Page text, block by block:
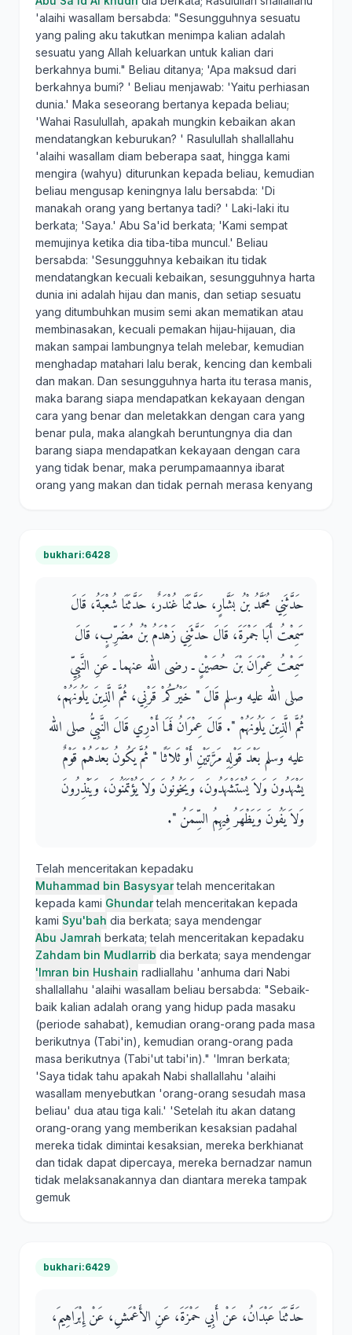
'alaihi wasallam bersabda: "Sesungguhnya sesuatu
yang paling aku takutkan menimpa kalian adalah
sesuatu yang Allah keluarkan untuk kalian dari
berkahnya bumi." Beliau ditanya; 'Apa maksud dari
berkahnya bumi? ' Beliau menjawab: 'Yaitu perhiasan
dunia.' Maka seseorang bertanya kepada beliau;
'Wahai Rasulullah, apakah mungkin kebaikan akan
mendatangkan keburukan? ' Rasulullah shallallahu
'alaihi wasallam diam beberapa saat, hingga kami
mengira (wahyu) diturunkan kepada beliau, kemudian
beliau mengusap keningnya lalu bersabda: 'Di
manakah orang yang bertanya tadi? ' Laki-laki itu
berkata; 'Saya.' Abu Sa'id berkata; 'Kami sempat
memujinya ketika dia tiba-tiba muncul.' Beliau
bersabda: 'Sesungguhnya kebaikan itu tidak
mendatangkan kecuali kebaikan, sesungguhnya harta
dunia ini adalah hijau dan manis, dan setiap sesuatu
yang ditumbuhkan musim semi akan mematikan atau
membinasakan, kecuali pemakan hijau-hijauan, dia
makan sampai lambungnya telah melebar, kemudian
menghadap matahari lalu berak, kencing dan kembali
dan makan. Dan sesungguhnya harta itu terasa manis,
maka barang siapa mendapatkan kekayaan dengan
cara yang benar dan meletakkan dengan cara yang
benar pula, maka alangkah beruntungnya dia dan
barang siapa mendapatkan kekayaan dengan cara
yang tidak benar, maka perumpamaannya ibarat
orang yang makan dan tidak pernah merasa kenyang
bukhari:6428
حَدَّثَنِي مُحَمَّدُ بْنُ بَشَّارٍ، حَدَّثَنَا غُنْدَرٌ، حَدَّثَنَا شُعْبَةُ، قَالَ
سَمِعْتُ أَبَا جَمْرَةَ، قَالَ حَدَّثَنِي زَهْدَمُ بْنُ مُضَرِّبٍ، قَالَ
سَمِعْتُ عِمْرَانَ بْنَ حُصَيْنٍ ـ رضى الله عنهما ـ عَنِ النَّبِيِّ
صلى الله عليه وسلم قَالَ ‏"‏ خَيْرُكُمْ قَرْنِي، ثُمَّ الَّذِينَ يَلُونَهُمْ،
ثُمَّ الَّذِينَ يَلُونَهُمْ ‏"‏‏.‏ قَالَ عِمْرَانُ فَمَا أَدْرِي قَالَ النَّبِيُّ صلى الله
عليه وسلم بَعْدَ قَوْلِهِ مَرَّتَيْنِ أَوْ ثَلاَثًا ‏"‏ ثُمَّ يَكُونُ بَعْدَهُمْ قَوْمٌ
يَشْهَدُونَ وَلاَ يُسْتَشْهَدُونَ، وَيَخُونُونَ وَلاَ يُؤْتَمَنُونَ، وَيَنْذِرُونَ
وَلاَ يَفُونَ وَيَظْهَرُ فِيهِمُ السِّمَنُ ‏"‏‏.‏
Telah menceritakan kepadaku
Muhammad bin Basysyartelah menceritakan
kepada kami Ghundartelah menceritakan kepada
kami Syu'bah dia berkata; saya mendengar
Abu Jamrah berkata; telah menceritakan kepadaku
Zahdam bin Mudlarrib dia berkata; saya mendengar
'Imran bin Hushain radliallahu 'anhuma dari Nabi
shallallahu 'alaihi wasallam beliau bersabda: "Sebaik-
baik kalian adalah orang yang hidup pada masaku
(periode sahabat), kemudian orang-orang pada masa
berikutnya (Tabi'in), kemudian orang-orang pada
masa berikutnya (Tabi'ut tabi'in)." 'Imran berkata;
'Saya tidak tahu apakah Nabi shallallahu 'alaihi
wasallam menyebutkan 'orang-orang sesudah masa
beliau' dua atau tiga kali.' 'Setelah itu akan datang
orang-orang yang memberikan kesaksian padahal
mereka tidak dimintai kesaksian, mereka berkhianat
dan tidak dapat dipercaya, mereka bernadzar namun
tidak meIaksanakannya dan diantara mereka tampak
gemuk
bukhari:6429
حَدَّثَنَا عَبْدَانُ، عَنْ أَبِي حَمْزَةَ، عَنِ الأَعْمَشِ، عَنْ إِبْرَاهِيمَ،